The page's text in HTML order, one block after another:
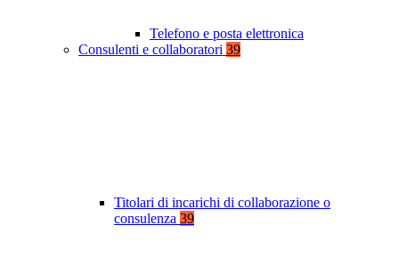
Telefono e posta elettronica
Consulenti e collaboratori 39
Titolari di incarichi di collaborazione o
consulenza 39